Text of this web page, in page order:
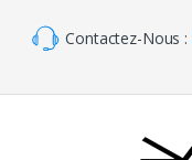
Contactez-Nous :